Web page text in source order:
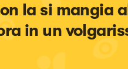
la si mangia
in un